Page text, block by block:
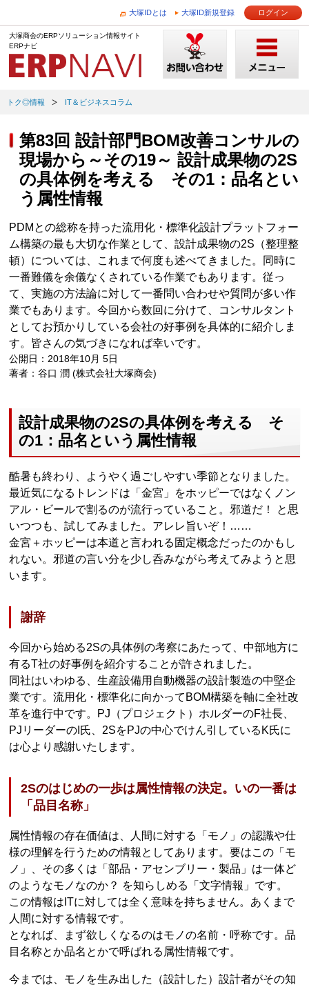
大塚IDとは 大塚ID新規登録 ログイン
大塚商会のERPソリューション情報サイト
ERPナビ
トク◎情報 IT＆ビジネスコラム
第83回 設計部門BOM改善コンサルの
現場から～その19～ 設計成果物の2S
の具体例を考える その1：品名とい
う属性情報
PDMとの総称を持った流用化・標準化設計プラットフォー
ム構築の最も大切な作業として、設計成果物の2S（整理整
頓）については、これまで何度も述べてきました。同時に
一番難儀を余儀なくされている作業でもあります。従っ
て、実施の方法論に対して一番問い合わせや質問が多い作
業でもあります。今回から数回に分けて、コンサルタント
としてお預かりしている会社の好事例を具体的に紹介しま
す。皆さんの気づきになれば幸いです。
公開日：2018年10月 5日
著者：谷口 潤 (株式会社大塚商会)
設計成果物の2Sの具体例を考える そ
の1：品名という属性情報
酷暑も終わり、ようやく過ごしやすい季節となりました。
最近気になるトレンドは「金宮」をホッピーではなくノン
アル・ビールで割るのが流行っていること。邪道だ！ と思
いつつも、試してみました。アレレ旨いぞ！……
金宮＋ホッピーは本道と言われる固定概念だったのかもし
れない。邪道の言い分を少し呑みながら考えてみようと思
います。
謝辞
今回から始める2Sの具体例の考察にあたって、中部地方に
有るT社の好事例を紹介することが許されました。
同社はいわゆる、生産設備用自動機器の設計製造の中堅企
業です。流用化・標準化に向かってBOM構築を軸に全社改
革を進行中です。PJ（プロジェクト）ホルダーのF社長、
PJリーダーのI氏、2SをPJの中心でけん引しているK氏に
は心より感謝いたします。
2Sのはじめの一歩は属性情報の決定。いの一番は
「品目名称」
属性情報の存在価値は、人間に対する「モノ」の認識や仕
様の理解を行うための情報としてあります。要はこの「モ
ノ」、その多くは「部品・アセンブリー・製品」は一体ど
のようなモノなのか？ を知らしめる「文字情報」です。
この情報はITに対しては全く意味を持ちません。あくまで
人間に対する情報です。
となれば、まず欲しくなるのはモノの名前・呼称です。品
目名称とか品名とかで呼ばれる属性情報です。
今までは、モノを生み出した（設計した）設計者がその知